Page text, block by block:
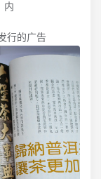
内
行的广告